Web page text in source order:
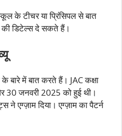
के टीचर या प्रिंसिपल से बात
की डिटेल्स दे सकते हैं।
के बारे में बात करते हैं। JAC कक्षा
30 जनवरी 2025 को हुई थी।
ने एग्ज़ाम दिया। एग्ज़ाम का पैटर्न